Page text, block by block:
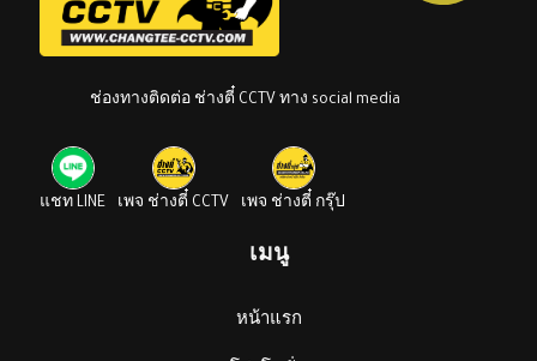
ช่องทางติดต่อ ช่างตี๋ CCTV ทาง social media
แชท LINE เพจ ช่างตี๋ CCTV เพจ ช่างตี๋ กรุ๊ป
เมนู
หน้าแรก